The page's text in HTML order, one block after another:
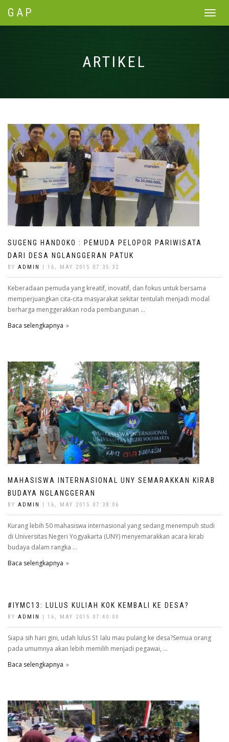
Toggle
GAP
ARTIKEL
SUGENG HANDOKO : PEMUDA PELOPOR PARIWISATA
DARI DESA NGLANGGERAN PATUK
BY ADMIN | 16, MAY 2015 07:35:32
Keberadaan pemuda yang kreatif, inovatif, dan fokus untuk bersama
memperjuangkan cita-cita masyarakat sekitar tentulah menjadi modal
berharga menggerakkan roda pembangunan ...
Baca selengkapnya
MAHASISWA INTERNASIONAL UNY SEMARAKKAN KIRAB
BUDAYA NGLANGGERAN
BY ADMIN | 16, MAY 2015 07:38:06
Kurang lebih 50 mahasiswa internasional yang sedang menempuh studi
di Universitas Negeri Yogyakarta (UNY) menyemarakkan acara kirab
budaya dalam rangka ...
Baca selengkapnya
#IYMC13: LULUS KULIAH KOK KEMBALI KE DESA?
BY ADMIN | 16, MAY 2015 07:40:00
Siapa sih hari gini, udah lulus S1 lalu mau pulang ke desa?Semua orang
pada umumnya akan lebih memilih menjadi pegawai, ...
Baca selengkapnya